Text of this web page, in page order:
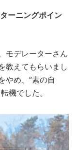
ーニングポイン
モデレーターさん
教えてもらいまし
やめ、“素の自
機でした。